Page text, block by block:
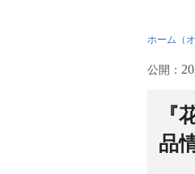
ホーム（
公開：
『
品